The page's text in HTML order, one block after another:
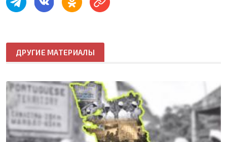
ДРУГИЕ МАТЕРИАЛЫ